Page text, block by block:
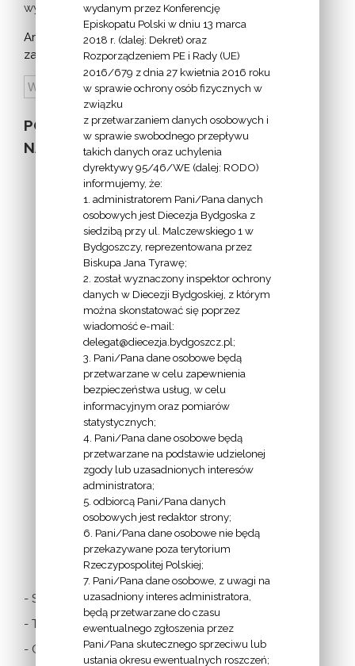
wydarzeń >
Archiwum
zapowiedzi:
POZOSTAŁE
NA STRONIE
INFORMACJE
Z
EKAI.PL:
INFORMACJE
EPISKOPATU
POLSKI:
LINKI
- Stolica Apostolska
- Twitter Papieża
- Czytania z dnia
wydanym przez Konferencję
Episkopatu Polski w dniu 13 marca
2018 r. (dalej: Dekret) oraz
Rozporządzeniem PE i Rady (UE)
2016/679 z dnia 27 kwietnia 2016 roku
w sprawie ochrony osób fizycznych w
związku
z przetwarzaniem danych osobowych i
w sprawie swobodnego przepływu
takich danych oraz uchylenia
dyrektywy 95/46/WE (dalej: RODO)
informujemy, że:
1. administratorem Pani/Pana danych
osobowych jest Diecezja Bydgoska z
siedzibą przy ul. Malczewskiego 1 w
Bydgoszczy, reprezentowana przez
Biskupa Jana Tyrawę;
2. został wyznaczony inspektor ochrony
danych w Diecezji Bydgoskiej, z którym
można skonstatować się poprzez
wiadomość e-mail:
delegat@diecezja.bydgoszcz.pl;
3. Pani/Pana dane osobowe będą
przetwarzane w celu zapewnienia
bezpieczeństwa usług, w celu
informacyjnym oraz pomiarów
statystycznych;
4. Pani/Pana dane osobowe będą
przetwarzane na podstawie udzielonej
zgody lub uzasadnionych interesów
administratora;
5. odbiorcą Pani/Pana danych
osobowych jest redaktor strony;
6. Pani/Pana dane osobowe nie będą
przekazywane poza terytorium
Rzeczypospolitej Polskiej;
7. Pani/Pana dane osobowe, z uwagi na
uzasadniony interes administratora,
będą przetwarzane do czasu
ewentualnego zgłoszenia przez
Pani/Pana skutecznego sprzeciwu lub
ustania okresu ewentualnych roszczeń;